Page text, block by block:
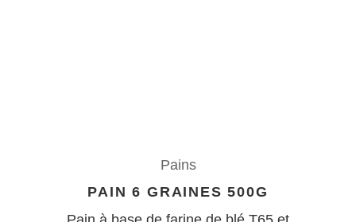
Pains
PAIN 6 GRAINES 500G